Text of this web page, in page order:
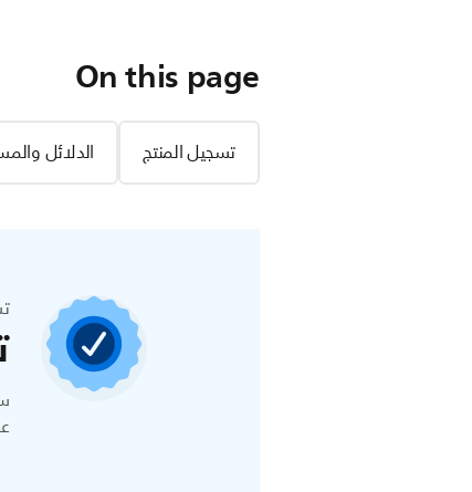
On this page
تسجيل المنتج الدلائل